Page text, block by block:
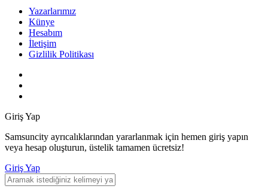
Yazarlarımız
Künye
Hesabım
İletişim
Gizlilik Politikası
Giriş Yap
Samsuncity ayrıcalıklarından yararlanmak için hemen giriş yapın
veya hesap oluşturun, üstelik tamamen ücretsiz!
Giriş Yap